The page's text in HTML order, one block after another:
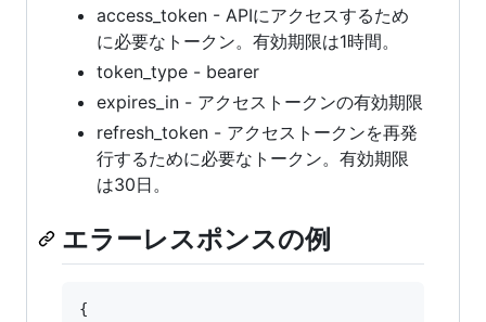
access_token - APIにアクセスするため
に必要なトークン。有効期限は1時間。
token_type - bearer
expires_in - アクセストークンの有効期限
refresh_token - アクセストークンを再発
行するために必要なトークン。有効期限
は30日。
エラーレスポンスの例
{